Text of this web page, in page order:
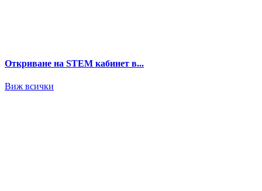
Откриване на STEM кабинет в...
Виж всички